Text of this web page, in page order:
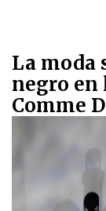
La moda
negro en
Comme